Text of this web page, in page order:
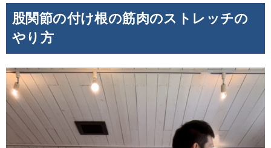
股関節の付け根の筋肉のストレッチの
やり方